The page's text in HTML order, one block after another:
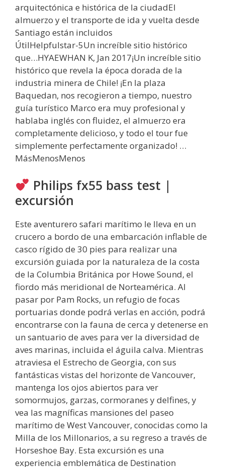
arquitectónica e histórica de la ciudadEl
almuerzo y el transporte de ida y vuelta desde
Santiago están incluidos
ÚtilHelpfulstar-5Un increíble sitio histórico
que…HYAEWHAN K, Jan 2017¡Un increíble sitio
histórico que revela la época dorada de la
industria minera de Chile! ¡En la plaza
Baquedan, nos recogieron a tiempo, nuestro
guía turístico Marco era muy profesional y
hablaba inglés con fluidez, el almuerzo era
completamente delicioso, y todo el tour fue
simplemente perfectamente organizado! …
MásMenosMenos
Philips fx55 bass test |
excursión
Este aventurero safari marítimo le lleva en un
crucero a bordo de una embarcación inflable de
casco rígido de 30 pies para realizar una
excursión guiada por la naturaleza de la costa
de la Columbia Británica por Howe Sound, el
fiordo más meridional de Norteamérica. Al
pasar por Pam Rocks, un refugio de focas
portuarias donde podrá verlas en acción, podrá
encontrarse con la fauna de cerca y detenerse en
un santuario de aves para ver la diversidad de
aves marinas, incluida el águila calva. Mientras
atraviesa el Estrecho de Georgia, con sus
fantásticas vistas del horizonte de Vancouver,
mantenga los ojos abiertos para ver
somormujos, garzas, cormoranes y delfines, y
vea las magníficas mansiones del paseo
marítimo de West Vancouver, conocidas como la
Milla de los Millonarios, a su regreso a través de
Horseshoe Bay. Esta excursión es una
experiencia emblemática de Destination